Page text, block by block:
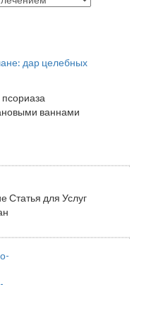
дар целебных
ваннами
Статья для Услуг